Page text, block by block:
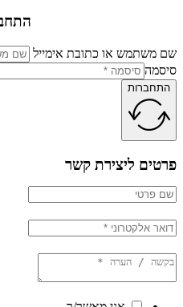
התחברות
או כתובת אימייל
ליצירת קשר